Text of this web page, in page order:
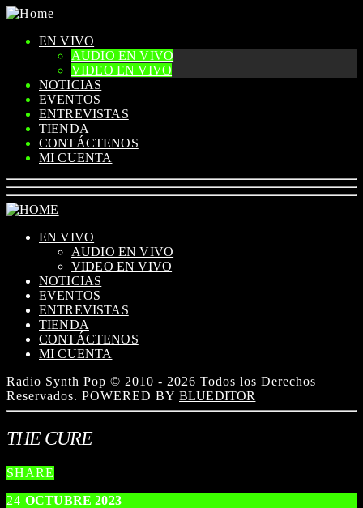
EN VIVO
AUDIO EN VIVO
VIDEO EN VIVO
NOTICIAS
EVENTOS
ENTREVISTAS
TIENDA
CONTÁCTENOS
MI CUENTA
EN VIVO
AUDIO EN VIVO
VIDEO EN VIVO
NOTICIAS
EVENTOS
ENTREVISTAS
TIENDA
CONTÁCTENOS
MI CUENTA
Radio Synth Pop © 2010 - 2026 Todos los Derechos
Reservados. POWERED BY BLUEDITOR
THE CURE
SHARE
24 OCTUBRE2023